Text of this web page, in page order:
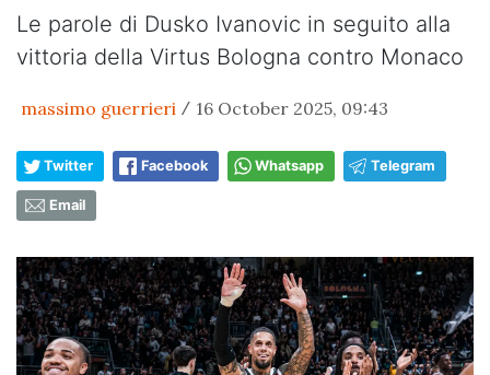
Le parole di Dusko Ivanovic in seguito alla
vittoria della Virtus Bologna contro Monaco
massimo guerrieri / 16 October 2025, 09:43
Twitter Facebook Whatsapp Telegram
Email